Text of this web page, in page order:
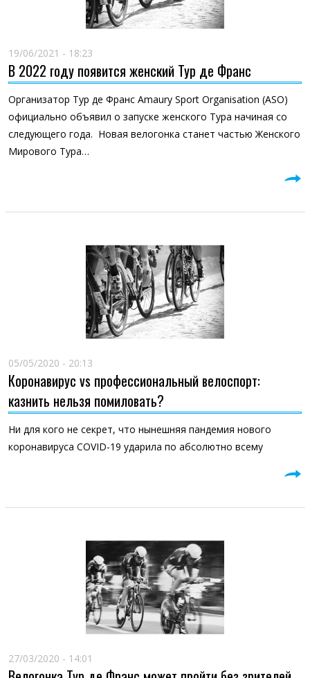
19/06/2021 - 18:23
В 2022 году появится женский Тур де Франс
Организатор Тур де Франс Amaury Sport Organisation (ASO)
официально объявил о запуске женского Тура начиная со
следующего года. Новая велогонка станет частью Женского
Мирового Тура…
05/05/2020 - 20:13
Коронавирус vs профессиональный велоспорт:
казнить нельзя помиловать?
Ни для кого не секрет, что нынешняя пандемия нового
коронавируса COVID-19 ударила по абсолютно всему
27/03/2020 - 14:01